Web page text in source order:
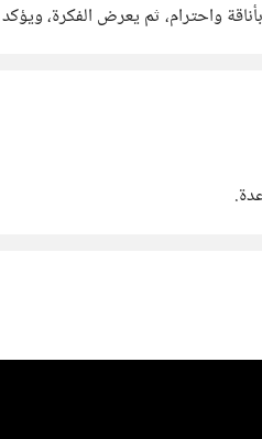
واحترام، ثم يعرض الفكرة،